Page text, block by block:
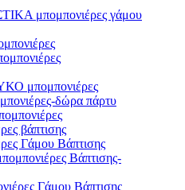
μπομπονιέρες γάμου
μπομπονιέρες
δώρα πάρτυ
βάπτισης
Γάμου Βάπτισης
Βάπτισης-
Γάμου Βάπτισης